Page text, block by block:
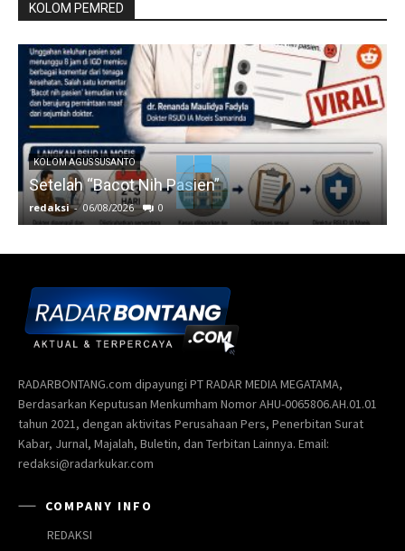
KOLOM PEMRED
KOLOM AGUS SUSANTO
Setelah “Bacot Nih Pasien”
redaksi - 06/08/2026 0
RADARBONTANG.com dipayungi PT RADAR MEDIA MEGATAMA,
Berdasarkan Keputusan Menkumham Nomor AHU-0065806.AH.01.01
tahun 2021, dengan aktivitas Perusahaan Pers, Penerbitan Surat
Kabar, Jurnal, Majalah, Buletin, dan Terbitan Lainnya. Email:
redaksi@radarkukar.com
COMPANY INFO
REDAKSI